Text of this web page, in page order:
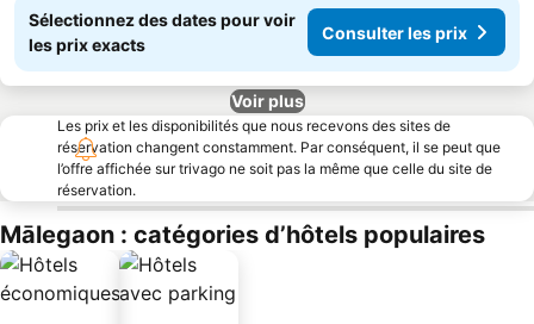
Sélectionnez des dates pour voir
les prix exacts
Consulter les prix
Voir plus
Les prix et les disponibilités que nous recevons des sites de
réservation changent constamment. Par conséquent, il se peut que
l’offre affichée sur trivago ne soit pas la même que celle du site de
réservation.
Mālegaon : catégories d’hôtels populaires